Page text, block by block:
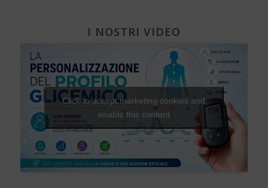
I NOSTRI VIDEO
Click to accept marketing cookies and
enable this content